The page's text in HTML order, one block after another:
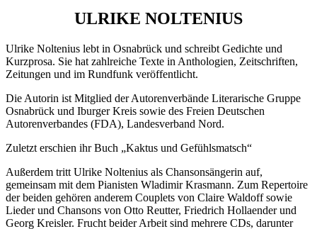
ULRIKE NOLTENIUS
Ulrike Noltenius lebt in Osnabrück und schreibt Gedichte und
Kurzprosa. Sie hat zahlreiche Texte in Anthologien, Zeitschriften,
Zeitungen und im Rundfunk veröffentlicht.
Die Autorin ist Mitglied der Autorenverbände Literarische Gruppe
Osnabrück und Iburger Kreis sowie des Freien Deutschen
Autorenverbandes (FDA), Landesverband Nord.
Zuletzt erschien ihr Buch „Kaktus und Gefühlsmatsch“
Außerdem tritt Ulrike Noltenius als Chansonsängerin auf,
gemeinsam mit dem Pianisten Wladimir Krasmann. Zum Repertoire
der beiden gehören anderem Couplets von Claire Waldoff sowie
Lieder und Chansons von Otto Reutter, Friedrich Hollaender und
Georg Kreisler. Frucht beider Arbeit sind mehrere CDs, darunter